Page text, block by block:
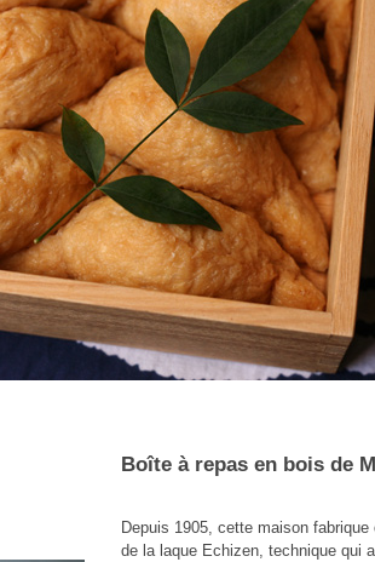
Boîte à repas en bois de
Depuis 1905, cette maison
de la laque Echizen, technique qui